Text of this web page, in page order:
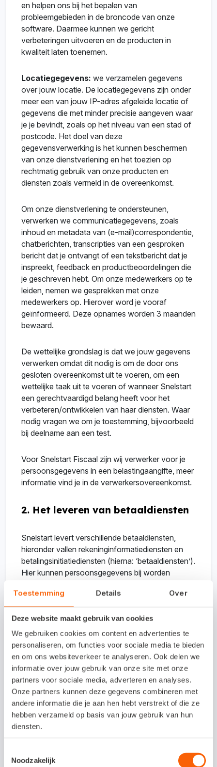
Toestemming Details Over
Deze website maakt gebruik van cookies
We gebruiken cookies om content en advertenties te
personaliseren, om functies voor sociale media te bieden
en om ons websiteverkeer te analyseren. Ook delen we
informatie over jouw gebruik van onze site met onze
partners voor sociale media, adverteren en analyses.
Onze partners kunnen deze gegevens combineren met
andere informatie die je aan hen hebt verstrekt of die ze
hebben verzameld op basis van jouw gebruik van hun
diensten.
Noodzakelijk
en helpen ons bij het bepalen van
probleemgebieden in de broncode van onze
software. Daarmee kunnen we gericht
verbeteringen uitvoeren en de producten in
kwaliteit laten toenemen.
Locatiegegevens: we verzamelen gegevens
over jouw locatie. De locatiegegevens zijn onder
meer een van jouw IP-adres afgeleide locatie of
gegevens die met minder precisie aangeven waar
je je bevindt, zoals op het niveau van een stad of
postcode. Het doel van deze
gegevensverwerking is het kunnen beschermen
van onze dienstverlening en het toezien op
rechtmatig gebruik van onze producten en
diensten zoals vermeld in de overeenkomst.
Om onze dienstverlening te ondersteunen,
verwerken we communicatiegegevens, zoals
inhoud en metadata van (e-mail)correspondentie,
chatberichten, transcripties van een gesproken
bericht dat je ontvangt of een tekstbericht dat je
inspreekt, feedback en productbeoordelingen die
je geschreven hebt. Om onze medewerkers op te
leiden, nemen we gesprekken met onze
medewerkers op. Hierover word je vooraf
geïnformeerd. Deze opnames worden 3 maanden
bewaard.
De wettelijke grondslag is dat we jouw gegevens
verwerken omdat dit nodig is om de door ons
gesloten overeenkomst uit te voeren, om een
wettelijke taak uit te voeren of wanneer Snelstart
een gerechtvaardigd belang heeft voor het
verbeteren/ontwikkelen van haar diensten. Waar
nodig vragen we om je toestemming, bijvoorbeeld
bij deelname aan een test.
Voor Snelstart Fiscaal zijn wij verwerker voor je
persoonsgegevens in een belastingaangifte, meer
informatie vind je in de verwerkersovereenkomst.
2. Het leveren van betaaldiensten
Snelstart levert verschillende betaaldiensten,
hieronder vallen rekeninginformatiediensten en
betalingsinitiatiediensten (hierna: ‘betaaldiensten’).
Hier kunnen persoonsgegevens bij worden
transacties. De informatie in je transacties,
bijvoorbeeld omschrijvingen, maken deel uit van je
administratie. Voor onze betaaldienstverlening
hebben we een vergunning van De
Nederlandsche Bank (registratienummer:
R187679).
Voordat we de betaaldiensten kunnen aanbieden,
hebben we bepaalde persoonsgegevens nodig.
Hier zijn we verantwoordelijk voor. De regels
hiervoor zijn gebaseerd op de Wet op financieel
toezicht (Wft), de Wet ter voorkoming van
witwassen en financieren van terrorisme (Wwft)
en Sanctiewet 1977. Deze wetten bepalen dat we
moeten screenen of je een integere partij bent